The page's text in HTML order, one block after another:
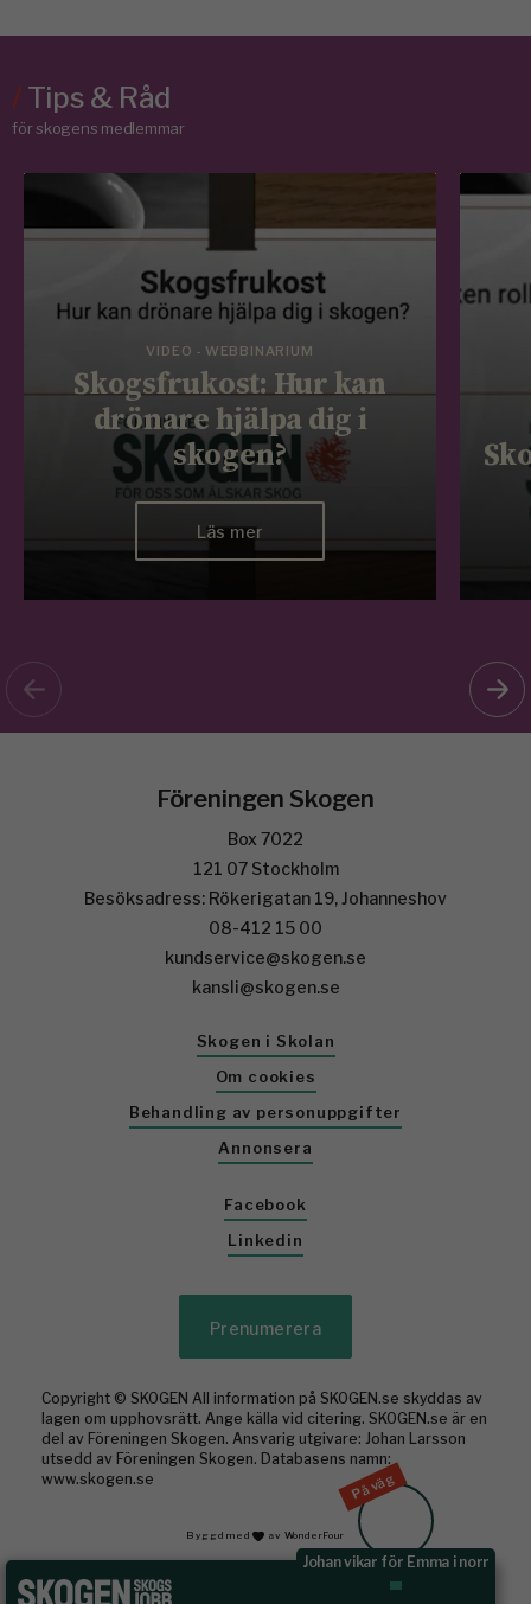
/Tips & Råd
för skogens medlemmar
VIDEO - WEBBINARIUM
Skogsfrukost: Hur kan
drönare hjälpa dig i
skogen?
Läs mer
På väg
Johan vikar för Emma i norr
Föreningen Skogen
Box 7022
121 07 Stockholm
Besöksadress: Rökerigatan 19, Johanneshov
08-412 15 00
kundservice@skogen.se
kansli@skogen.se
Skogen i Skolan
Om cookies
Behandling av personuppgifter
Annonsera
Facebook
Linkedin
Prenumerera
Copyright © SKOGEN All information på SKOGEN.se skyddas av
lagen om upphovsrätt. Ange källa vid citering. SKOGEN.se är en
del av Föreningen Skogen. Ansvarig utgivare: Johan Larsson
utsedd av Föreningen Skogen. Databasens namn:
www.skogen.se
Byggd med av WonderFour